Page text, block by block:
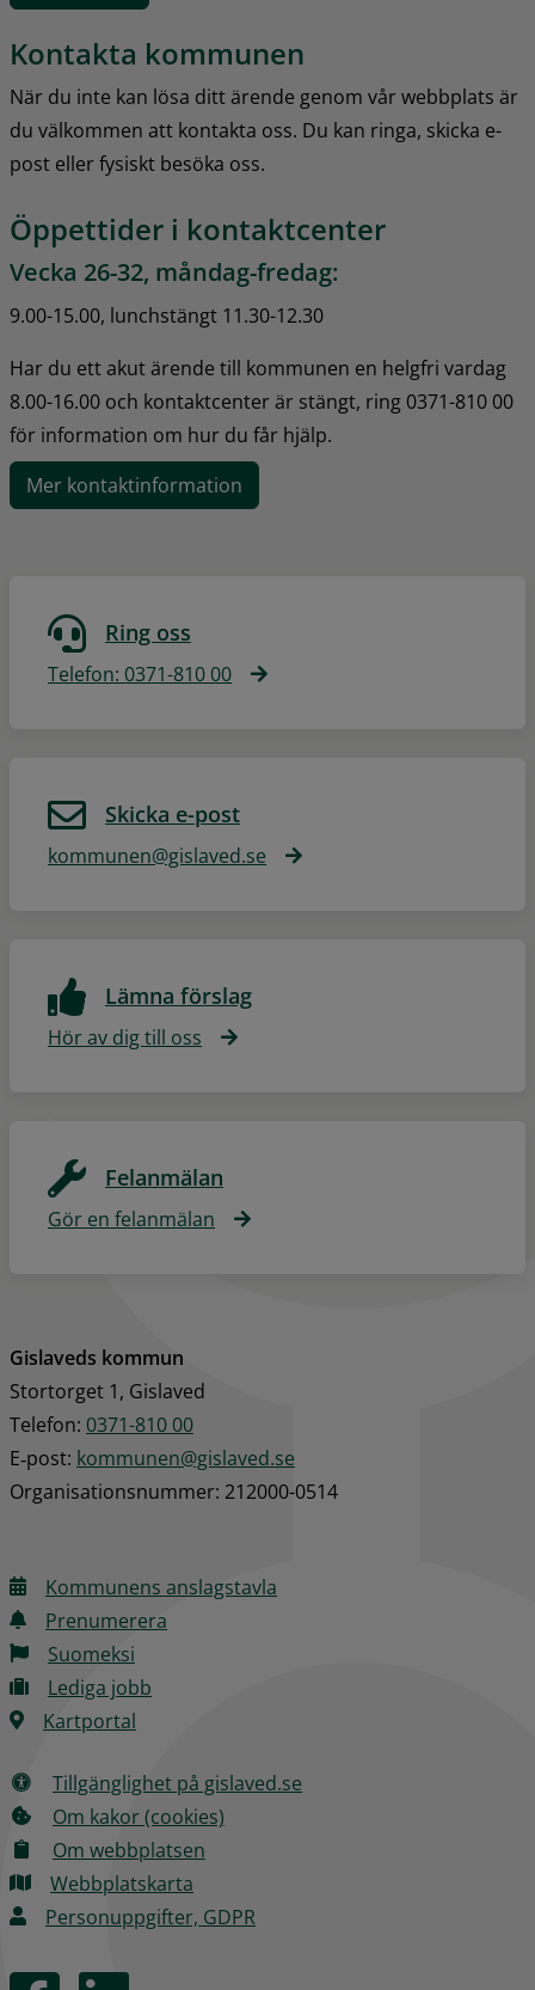
Kontakta kommunen
När du inte kan lösa ditt ärende genom vår webbplats är
du välkommen att kontakta oss. Du kan ringa, skicka e-
post eller fysiskt besöka oss.
Öppettider i kontaktcenter
Vecka 26-32, måndag-fredag:
9.00-15.00, lunchstängt 11.30-12.30
Har du ett akut ärende till kommunen en helgfri vardag
8.00-16.00 och kontaktcenter är stängt, ring 0371-810 00
för information om hur du får hjälp.
Mer kontaktinformation
Ring oss
Telefon: 0371-810 00
Skicka e-post
kommunen@gislaved.se
Lämna förslag
Hör av dig till oss
Felanmälan
Gör en felanmälan
Gislaveds kommun
Stortorget 1, Gislaved
Telefon: 0371-810 00
E‑post: kommunen@gislaved.se
Organisationsnummer: 212000-0514
Kommunens anslagstavla
Prenumerera
Suomeksi
Lediga jobb
Kartportal
Tillgänglighet på gislaved.se
Om kakor (cookies)
Om webbplatsen
Webbplatskarta
Personuppgifter, GDPR